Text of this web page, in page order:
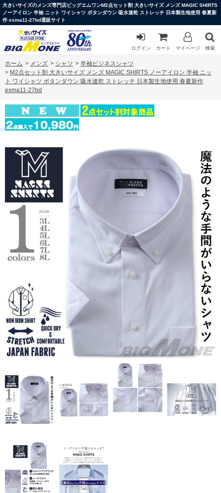
大きいサイズのメンズ専門店ビッグエムワンM2点セット割 大きいサイズ メンズ MAGIC SHIRTS
ノーアイロン 半袖 ニット ワイシャツ ボタンダウン 吸水速乾 ストレッチ 日本製生地使用 春夏新
作 exma11-27bd通販サイト
ログイン カート マイページ 検索
ホーム > メンズ > シャツ > 半袖ビジネスシャツ
> M2点セット割 大きいサイズ メンズ MAGIC SHIRTS ノーアイロン 半袖 ニッ
ト ワイシャツ ボタンダウン 吸水速乾 ストレッチ 日本製生地使用 春夏新作
exma11-27bd